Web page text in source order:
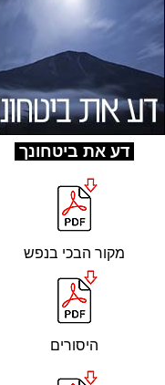
דע את ביטחונך
מקור הבכי בנפש
היסורים